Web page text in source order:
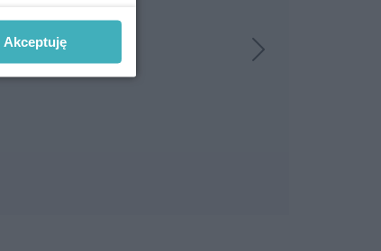
Akceptuję